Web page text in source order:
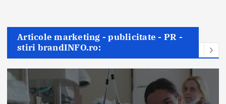
Articole marketing - publicitate - PR -
stiri brandINFO.ro: